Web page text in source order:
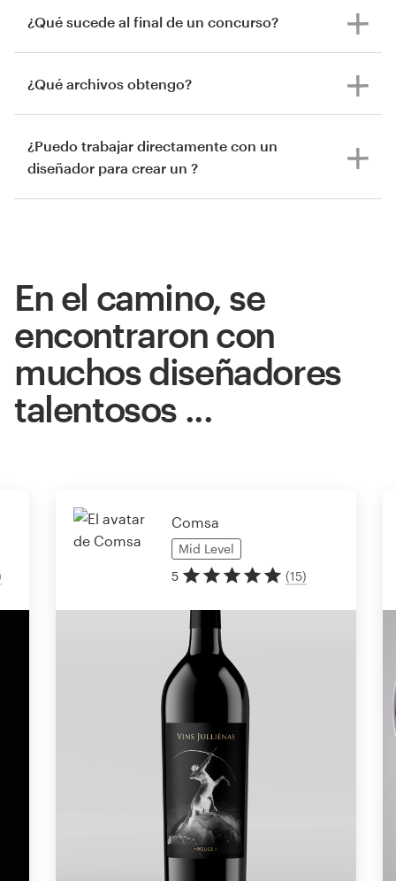
¿Qué sucede al final de un concurso?
¿Qué archivos obtengo?
¿Puedo trabajar directamente con un
diseñador para crear un ?
En el camino, se
encontraron con
muchos diseñadores
talentosos ...
Comsa
Mid Level
5
(15)